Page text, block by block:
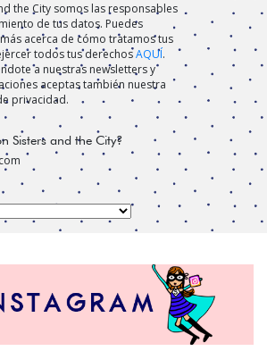
the City somos las responsables
de tus datos. Puedes
acerca de cómo tratamos tus
todos tus derechosAQUÍ.
a nuestras newsletters y
aceptas también nuestra
privacidad.
Sisters and the City?